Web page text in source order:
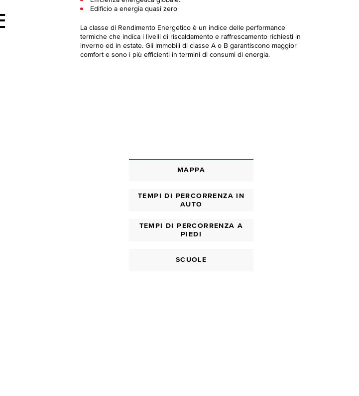
Edificio a energia quasi zero
La classe di Rendimento Energetico è un indice delle performance
termiche che indica i livelli di riscaldamento e raffrescamento richiesti in
inverno ed in estate. Gli immobili di classe A o B garantiscono maggior
comfort e sono i più efficienti in termini di consumi di energia.
MAPPA
TEMPI DI PERCORRENZA IN
AUTO
TEMPI DI PERCORRENZA A
PIEDI
SCUOLE